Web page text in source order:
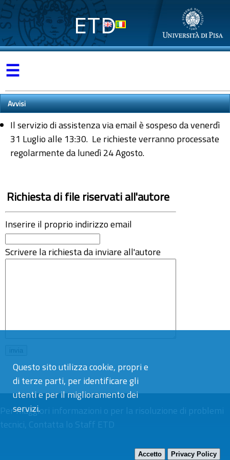
Questo sito utilizza cookie, propri e
di terze parti, per identificare gli
utenti e per il miglioramento dei
servizi.
Accetto Privacy Policy
ETD
☰
Avvisi
Il servizio di assistenza via email è sospeso da venerdì
31 Luglio alle 13:30. Le richieste verranno processate
regolarmente da lunedì 24 Agosto.
Richiesta di file riservati all'autore
Inserire il proprio indirizzo email
Scrivere la richiesta da inviare all'autore
Per maggiori informazioni o per la risoluzione di problemi
tecnici, Contatta lo Staff ETD